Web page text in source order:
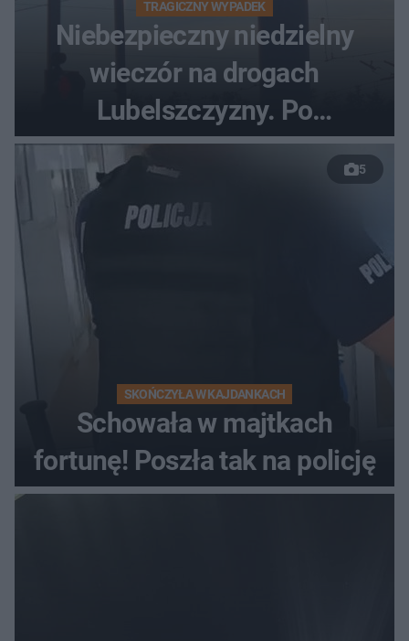
TRAGICZNY WYPADEK
Niebezpieczny niedzielny
wieczór na drogach
Lubelszczyzny. Po
nieudanym manewrze
wyprzedzania zginął
kierowca auta
5
SKOŃCZYŁA W KAJDANKACH
Schowała w majtkach
fortunę! Poszła tak na policję